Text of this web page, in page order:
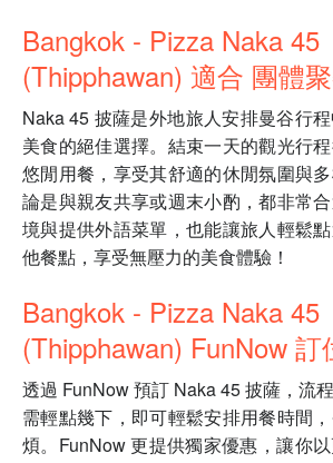
Bangkok - Pizza Naka 45
(Thipphawan) 適合 團體
Naka 45 披薩是外地旅人安排曼谷行
美食的絕佳選擇。結束一天的觀光行
悠閒用餐，享受其舒適的休閒氛圍與
論是與親友共享或週末小酌，都非常
境與提供外語菜單，也能讓旅人輕鬆
他餐點，享受無壓力的美食體驗！
Bangkok - Pizza Naka 45
(Thipphawan) FunNow 訂
透過 FunNow 預訂 Naka 45 披薩，流
需輕點幾下，即可輕鬆安排用餐時間
煩。FunNow 更提供獨家優惠，讓你